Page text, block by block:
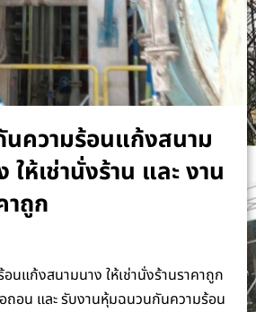
ความร้อนแก้งสนาม
ห้เช่านั่งร้าน และ งาน
าถูก
แก้งสนามนาง ให้เช่านั่งร้านราคาถูก
อน และ รับงานหุ้มฉนวนกันความร้อน